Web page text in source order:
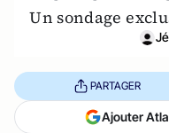
Un sondage
PARTAGER
Ajouter